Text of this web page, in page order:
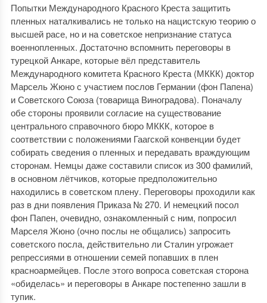
Попытки Международного Красного Креста защитить
пленных наталкивались не только на нацистскую теорию о
высшей расе, но и на советское непризнание статуса
военнопленных. Достаточно вспомнить переговоры в
турецкой Анкаре, которые вёл представитель
Международного комитета Красного Креста (МККК) доктор
Марсель Жюно с участием послов Германии (фон Папена)
и Советского Союза (товарища Виноградова). Поначалу
обе стороны проявили согласие на существование
центрального справочного бюро МККК, которое в
соответствии с положениями Гаагской конвенции будет
собирать сведения о пленных и передавать враждующим
сторонам. Немцы даже составили список из 300 фамилий,
в основном лётчиков, которые предположительно
находились в советском плену. Переговоры проходили как
раз в дни появления Приказа № 270. И немецкий посол
фон Папен, очевидно, ознакомленный с ним, попросил
Марселя Жюно (очно послы не общались) запросить
советского посла, действительно ли Сталин угрожает
репрессиями в отношении семей попавших в плен
красноармейцев. После этого вопроса советская сторона
«обиделась» и переговоры в Анкаре постепенно зашли в
тупик.